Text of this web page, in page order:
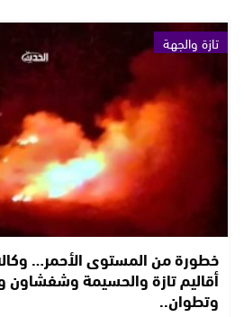
تازة والجهة
خطورة من المستوى الأحمر…
أقاليم تازة والحسيمة وشفشاون
وتطوان..